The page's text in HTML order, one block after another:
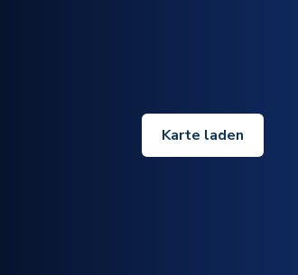
Karte laden